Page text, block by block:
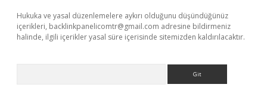
Hukuka ve yasal düzenlemelere aykırı olduğunu düşündüğünüz
içerikleri, backlinkpanelicomtr@gmail.com adresine bildirmeniz
halinde, ilgili içerikler yasal süre içerisinde sitemizden kaldırılacaktır.